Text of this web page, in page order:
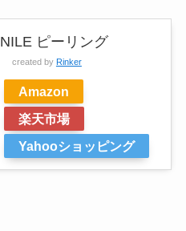
NILE ピーリング
created by Rinker
Amazon
楽天市場
Yahooショッピング